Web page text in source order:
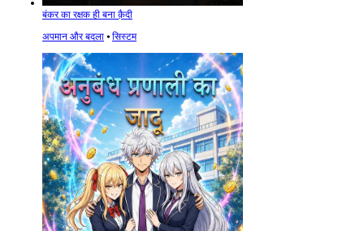
बंकर का रक्षक ही बना क़ैदी
अपमान और बदला ⦁ सिस्टम